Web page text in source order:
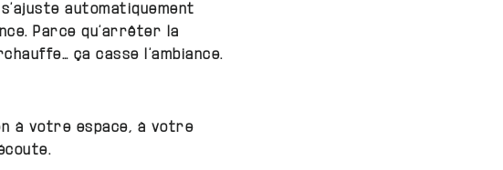
automatiquement
Parce qu’arrêter la
ça casse l’ambiance.
à votre espace, à votre